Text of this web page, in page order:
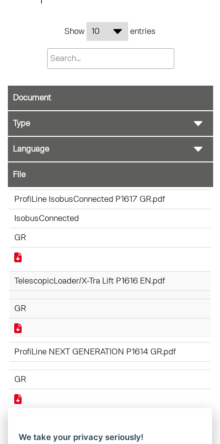
Show entries
Document
File
ProfiLine IsobusConnected P1617 GR.pdf
IsobusConnected
GR
TelescopicLoader/X-Tra Lift P1616 EN.pdf
GR
ProfiLine NEXT GENERATION P1614 GR.pdf
GR
We take your privacy seriously!